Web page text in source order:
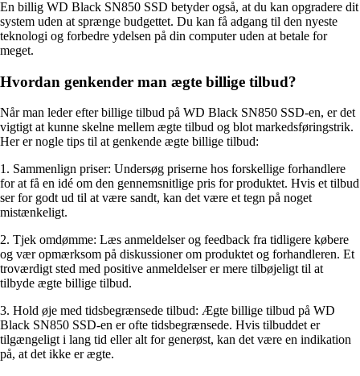
En billig WD Black SN850 SSD betyder også, at du kan opgradere dit
system uden at sprænge budgettet. Du kan få adgang til den nyeste
teknologi og forbedre ydelsen på din computer uden at betale for
meget.
Hvordan genkender man ægte billige tilbud?
Når man leder efter billige tilbud på WD Black SN850 SSD-en, er det
vigtigt at kunne skelne mellem ægte tilbud og blot markedsføringstrik.
Her er nogle tips til at genkende ægte billige tilbud:
1. Sammenlign priser: Undersøg priserne hos forskellige forhandlere
for at få en idé om den gennemsnitlige pris for produktet. Hvis et tilbud
ser for godt ud til at være sandt, kan det være et tegn på noget
mistænkeligt.
2. Tjek omdømme: Læs anmeldelser og feedback fra tidligere købere
og vær opmærksom på diskussioner om produktet og forhandleren. Et
troværdigt sted med positive anmeldelser er mere tilbøjeligt til at
tilbyde ægte billige tilbud.
3. Hold øje med tidsbegrænsede tilbud: Ægte billige tilbud på WD
Black SN850 SSD-en er ofte tidsbegrænsede. Hvis tilbuddet er
tilgængeligt i lang tid eller alt for generøst, kan det være en indikation
på, at det ikke er ægte.